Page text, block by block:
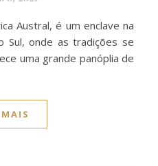
Sul, onde as tradições se
uma grande panóplia de